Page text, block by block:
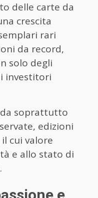
delle carte da
crescita
rari
da record,
solo degli
investitori
soprattutto
edizioni
cui valore
e allo stato di